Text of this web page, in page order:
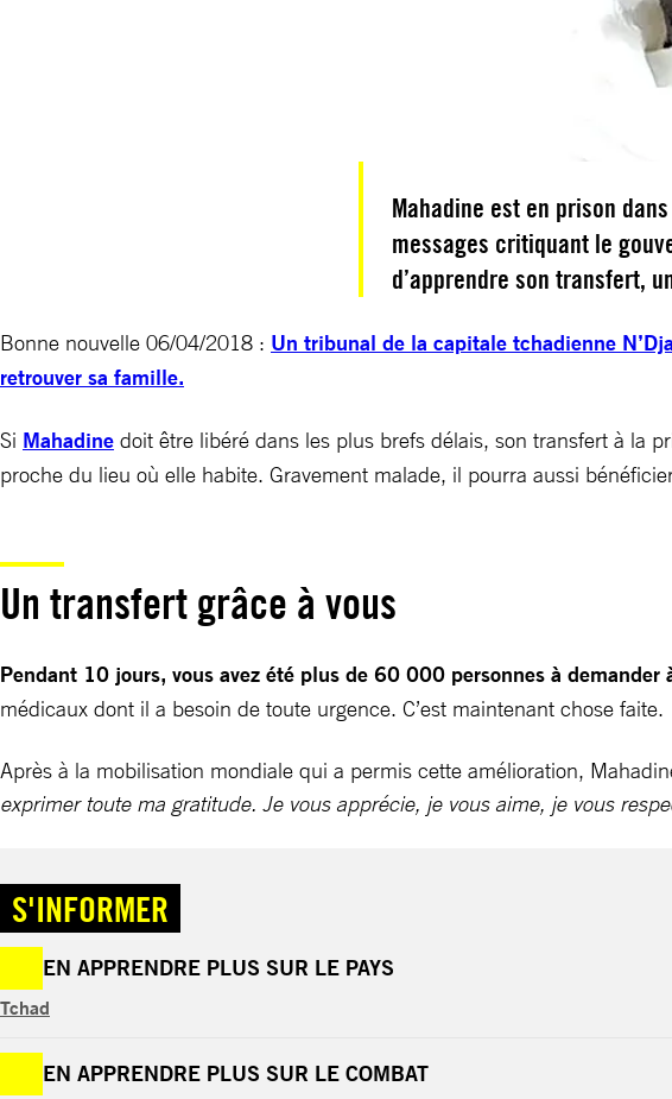
Mahadine est en prison
messages critiquant le
d’apprendre son transfert,
Bonne nouvelle 06/04/2018 : Un tribunal de la capitale tchadienne
retrouver sa famille.
Si Mahadine doit être libéré dans les plus brefs délais, son transfert à la
proche du lieu où elle habite. Gravement malade, il pourra aussi
Un transfert grâce à vous
Pendant 10 jours, vous avez été plus de 60 000 personnes à
médicaux dont il a besoin de toute urgence. C’est maintenant chose faite.
Après à la mobilisation mondiale qui a permis cette amélioration,
exprimer toute ma gratitude. Je vous apprécie, je vous aime, je vous
S'INFORMER
EN APPRENDRE PLUS SUR LE PAYS
Tchad
EN APPRENDRE PLUS SUR LE COMBAT